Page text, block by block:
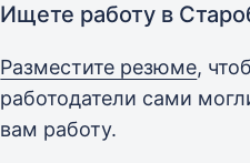
Ищете работу в
Разместите резюме,
работодатели сами
вам работу.